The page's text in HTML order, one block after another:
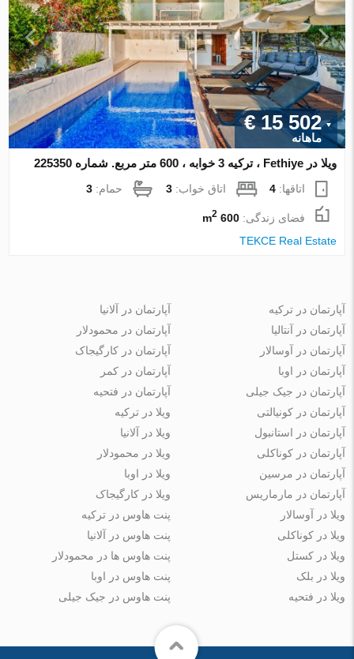
€ 15 502
ماهانه
ویلا در Fethiye ، ترکیه 3 خوابه ، 600 متر مربع. شماره 225350
اتاقها:4 اتاق خواب:3 حمام:3
فضای زندگی:600 m
2
TEKCE Real Estate
آپارتمان در ترکیه
آپارتمان در آنتالیا
آپارتمان در آوسالار
آپارتمان در اوبا
آپارتمان در جیک جیلی
آپارتمان در آلانیا
آپارتمان در محمودلار
آپارتمان در کارگیجاک
آپارتمان در کمر
آپارتمان در فتحیه
آپارتمان در کونیالتی
آپارتمان در استانبول
آپارتمان در کوناکلی
آپارتمان در مرسین
آپارتمان در مارماریس
ویلا در ترکیه
ویلا در آلانیا
ویلا در محمودلار
ویلا در اوبا
ویلا در کارگیجاک
ویلا در آوسالار
ویلا در کوناکلی
ویلا در کستل
ویلا در بلک
ویلا در فتحیه
پنت هاوس در ترکیه
پنت هاوس در آلانیا
پنت هاوس ها در محمودلار
پنت هاوس در اوبا
پنت هاوس در جیک جیلی